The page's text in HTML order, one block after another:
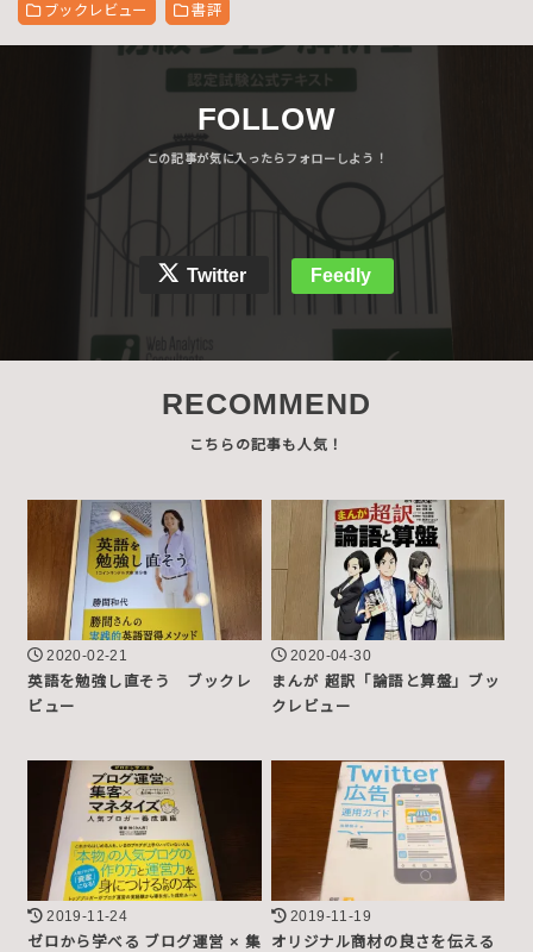
ブックレビュー 書評
FOLLOW
Twitter Feedly
RECOMMEND
2020-02-21
英語を勉強し直そう ブックレ
ビュー
2020-04-30
まんが 超訳「論語と算盤」ブッ
クレビュー
2019-11-24
ゼロから学べる ブログ運営 × 集
2019-11-19
オリジナル商材の良さを伝える